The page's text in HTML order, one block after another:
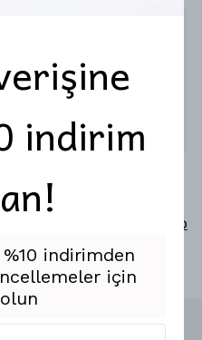
Yorum Yap
indirim
indirimden
için